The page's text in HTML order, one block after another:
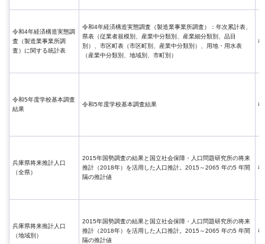
令和4年経済構造実態調
査（製造業事業所調
査）に関する統計表
令和4年経済構造実態調査（製造業事業所調査）：年次累計表、
県表（従業者規模別、産業中分類別、産業細分類別、品目
別）、市区町表（市区町別、産業中分類別）、用地・用水表
（産業中分類別、地域別、市町別）
令和5年度学校基本調査
結果
令和5年度学校基本調査結果
兵庫県将来推計人口
（全県）
2015年国勢調査の結果と国立社会保障・人口問題研究所の将来
推計（2018年）を活用した人口推計。2015～2065 年の5 年間
隔の推計値
兵庫県将来推計人口
（地域別）
2015年国勢調査の結果と国立社会保障・人口問題研究所の将来
推計（2018年）を活用した人口推計。2015～2065 年の5 年間
隔の推計値